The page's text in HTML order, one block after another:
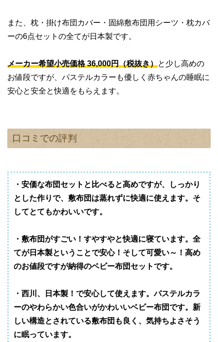
また、枕・掛け布団カバー・固綿敷布団用シーツ・枕カバ
ーの6点セットの全てが日本製です。
メーカー希望小売価格 36,000円（税抜き）と少し高めの
お値段ですが、パステルカラーも優しく赤ちゃんの睡眠に
安心と安全と快適をもらえます。
口コミでの評判
・安価な布団セットと比べると高めですが、しっかり
とした作りで、敷布団は蒸れずに快適に使えます。そ
してとてもかわいいです。
・敷布団がすごい！すやすやと快適に寝ています。全
てが日本製ということで安心！そして可愛い～！高め
のお値段ですが納得のベビー布団セットです。
・西川、日本製！で安心して使えます。パステルカラ
ーのやわらかい色合いがかわいいベビー布団です。新
しい構造とされている敷布団も良く、気持ちよさそう
に眠っています。